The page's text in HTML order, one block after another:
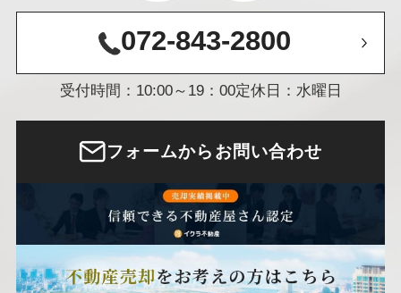
072-843-2800
受付時間：10:00～19：00定休日：水曜日
フォームからお問い合わせ